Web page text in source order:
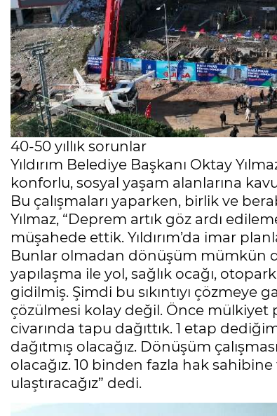
40-50 yıllık sorunlar
Yıldırım Belediye Başkanı Oktay
konforlu, sosyal yaşam alanlarına
Bu çalışmaları yaparken, birlik ve
Yılmaz, “Deprem artık göz ardı
müşahede ettik. Yıldırım’da imar
Bunlar olmadan dönüşüm mümkün
yapılaşma ile yol, sağlık ocağı,
gidilmiş. Şimdi bu sıkıntıyı çözmeye
çözülmesi kolay değil. Önce
civarında tapu dağıttık. 1 etap
dağıtmış olacağız. Dönüşüm
olacağız. 10 binden fazla hak
ulaştıracağız” dedi.